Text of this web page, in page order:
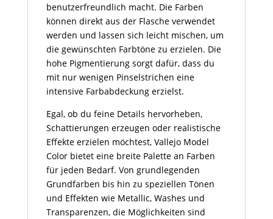
benutzerfreundlich macht. Die Farben
können direkt aus der Flasche verwendet
werden und lassen sich leicht mischen, um
die gewünschten Farbtöne zu erzielen. Die
hohe Pigmentierung sorgt dafür, dass du
mit nur wenigen Pinselstrichen eine
intensive Farbabdeckung erzielst.
Egal, ob du feine Details hervorheben,
Schattierungen erzeugen oder realistische
Effekte erzielen möchtest, Vallejo Model
Color bietet eine breite Palette an Farben
für jeden Bedarf. Von grundlegenden
Grundfarben bis hin zu speziellen Tönen
und Effekten wie Metallic, Washes und
Transparenzen, die Möglichkeiten sind